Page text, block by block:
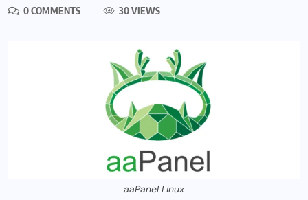
0 COMMENTS
30 VIEWS
aaPanel Linux